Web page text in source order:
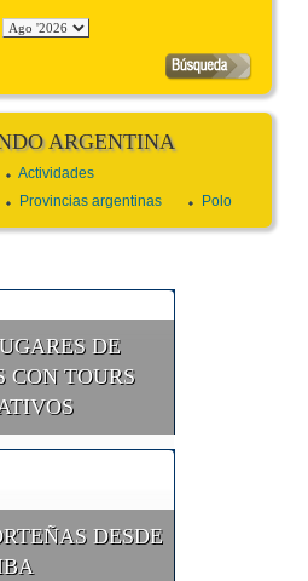
ARGENTINA
Actividades
Provincias argentinas Polo
DE
CON TOURS
DESDE